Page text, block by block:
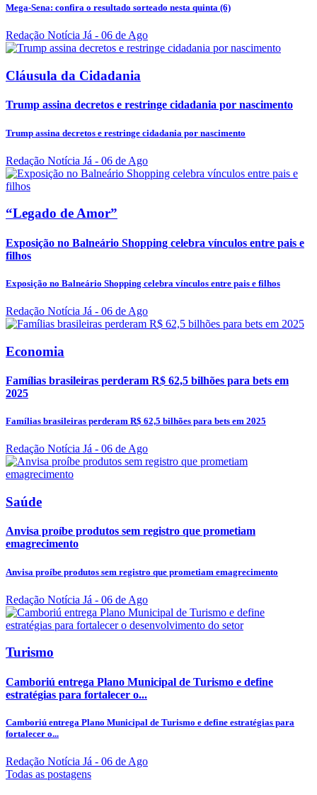
Mega-Sena: confira o resultado sorteado nesta quinta (6)
Redação Notícia Já - 06 de Ago
Cláusula da Cidadania
Trump assina decretos e restringe cidadania por nascimento
Trump assina decretos e restringe cidadania por nascimento
Redação Notícia Já - 06 de Ago
“Legado de Amor”
Exposição no Balneário Shopping celebra vínculos entre pais e
filhos
Exposição no Balneário Shopping celebra vínculos entre pais e filhos
Redação Notícia Já - 06 de Ago
Economia
Famílias brasileiras perderam R$ 62,5 bilhões para bets em
2025
Famílias brasileiras perderam R$ 62,5 bilhões para bets em 2025
Redação Notícia Já - 06 de Ago
Saúde
Anvisa proíbe produtos sem registro que prometiam
emagrecimento
Anvisa proíbe produtos sem registro que prometiam emagrecimento
Redação Notícia Já - 06 de Ago
Turismo
Camboriú entrega Plano Municipal de Turismo e define
estratégias para fortalecer o...
Camboriú entrega Plano Municipal de Turismo e define estratégias para
fortalecer o...
Redação Notícia Já - 06 de Ago
Todas as postagens